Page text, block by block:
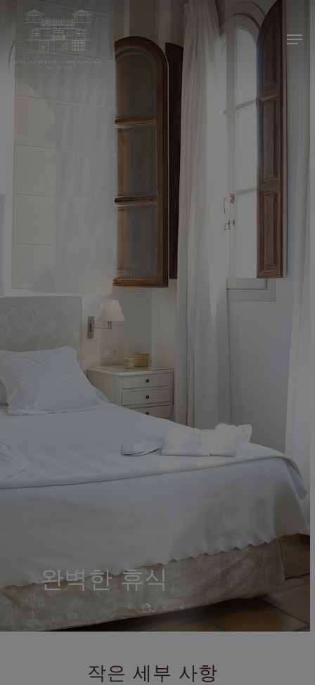
그라나다의 중심부
에서
Palacio de los
Navas
완벽한 휴식
독특하고 독점적인
그라나다의 중심부
에서
Palacio de los
Navas
작은 세부 사항